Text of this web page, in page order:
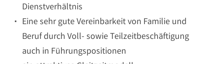
Dienstverhältnis
Eine sehr gute Vereinbarkeit von Familie und
Beruf durch Voll- sowie Teilzeitbeschäftigung
auch in Führungspositionen